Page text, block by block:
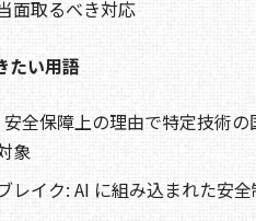
面取るべき対応
たい用語
全保障上の理由で特定技術
象
レイク: AI に組み込まれた安